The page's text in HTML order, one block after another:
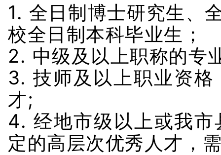
1. 全日制博士研究生、
校全日制本科毕业生；
2. 中级及以上职称的专
3. 技师及以上职业资
才;
4. 经地市级以上或我
定的高层次优秀人才，